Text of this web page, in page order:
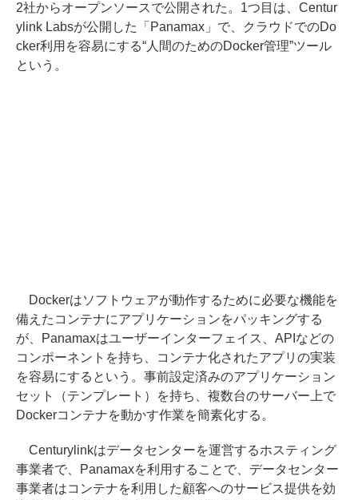
2社からオープンソースで公開された。1つ目は、Centur
ylink Labsが公開した「Panamax」で、クラウドでのDo
cker利用を容易にする“人間のためのDocker管理”ツール
という。
Dockerはソフトウェアが動作するために必要な機能を
備えたコンテナにアプリケーションをパッキングする
が、Panamaxはユーザーインターフェイス、APIなどの
コンポーネントを持ち、コンテナ化されたアプリの実装
を容易にするという。事前設定済みのアプリケーション
セット（テンプレート）を持ち、複数台のサーバー上で
Dockerコンテナを動かす作業を簡素化する。
Centurylinkはデータセンターを運営するホスティング
事業者で、Panamaxを利用することで、データセンター
事業者はコンテナを利用した顧客へのサービス提供を効